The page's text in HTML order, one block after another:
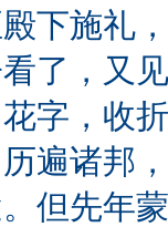
下施礼
了，又
字，收
遍诸邦
但先年